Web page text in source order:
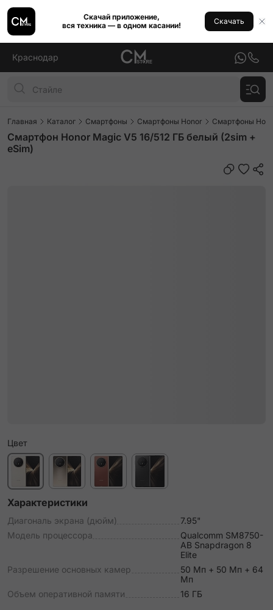
Скачай приложение,
вся техника — в одном касании!
Скачать
Краснодар
Главная Каталог Смартфоны Смартфоны Honor Смартфоны
Смартфон Honor Magic V5 16/512 ГБ белый (2sim +
eSim)
Цвет
Характеристики
Диагональ экрана (дюйм)
7.95"
Модель процессора
Qualcomm SM8750-
AB Snapdragon 8
Elite
Разрешение основных камер
50 Мп + 50 Мп + 64
Мп
Объем оперативной памяти
16 ГБ